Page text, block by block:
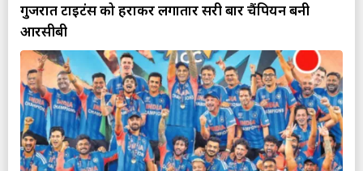
गुजरात टाइटंस को हराकर लगातार दूसरी बार चैंपियन बनी
आरसीबी